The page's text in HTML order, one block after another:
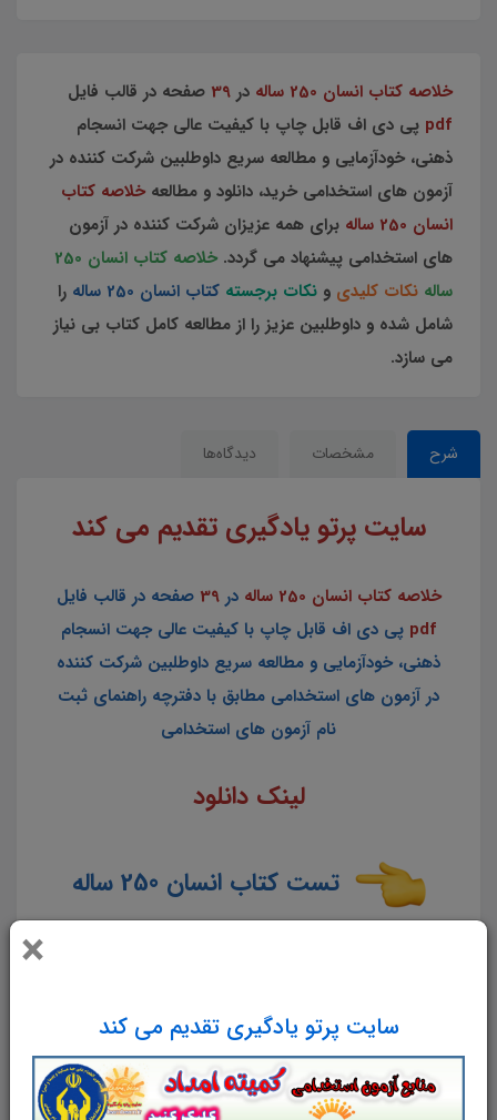
×
سایت پرتو یادگیری تقدیم می کند
خلاصه کتاب انسان 250 ساله در 39 صفحه در قالب فایل
pdf پی دی اف قابل چاپ با کیفیت عالی جهت انسجام
ذهنی، خودآزمایی و مطالعه سریع داوطلبین شرکت کننده در
آزمون های استخدامی خرید، دانلود و مطالعه خلاصه کتاب
انسان 250 ساله
برای همه عزیزان شرکت کننده در آزمون
های استخدامی پیشنهاد می گردد.
خلاصه کتاب انسان 250
ساله نکات کلیدی و نکات برجسته کتاب انسان 250 ساله
را
شامل شده و داوطلبین عزیز را از مطالعه کامل کتاب بی نیاز
می سازد.
شرح مشخصات دیدگاه‌ها
سایت پرتو یادگیری تقدیم می کند
خلاصه کتاب انسان 250 ساله در39 صفحه در قالب فایل
pdf پی دی اف قابل چاپ با کیفیت عالی جهت انسجام
ذهنی، خودآزمایی و مطالعه سریع داوطلبین شرکت کننده
در آزمون های استخدامی مطابق با دفترچه راهنمای ثبت
نام آزمون های استخدامی
لینک دانلود
تست کتاب انسان 250 ساله
سایت علمی، آموزشی و فرهنگی پرتو یادگیری
مجموعه منابع آمادگی برای آزمون استخدامی
مشاغل کیفیت بخشی آموزش و پرورش سال